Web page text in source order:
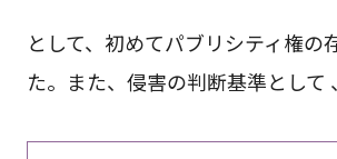
として、初めてパブリシティ権の
た。また、侵害の判断基準として 、